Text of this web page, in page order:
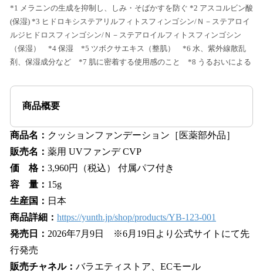
*1 メラニンの生成を抑制し、しみ・そばかすを防ぐ *2 アスコルビン酸
(保湿) *3 ヒドロキシステアリルフィトスフィンゴシン/Ｎ－ステアロイ
ルジヒドロスフィンゴシン/Ｎ－ステアロイルフィトスフィンゴシン
（保湿） *4 保湿 *5 ツボクサエキス（整肌） *6 水、紫外線散乱
剤、保湿成分など *7 肌に密着する使用感のこと *8 うるおいによる
商品概要
商品名： クッションファンデーション［医薬部外品］
販売名： 薬用 UVファンデ CVP
価 格： 3,960円（税込） 付属パフ付き
容 量： 15g
生産国： 日本
商品詳細： https://yunth.jp/shop/products/YB-123-001
発売日： 2026年7月9日 ※6月19日より公式サイトにて先
行発売
販売チャネル： バラエティストア、ECモール